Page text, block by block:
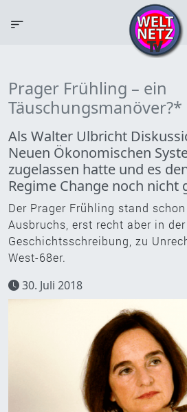
Prager Frühling – ein
Täuschungsmanöver?*
Als Walter Ulbricht
Neuen Ökonomischen
zugelassen hatte und es
Regime Change noch nicht
Der Prager Frühling stand
Ausbruchs, erst recht aber in
Geschichtsschreibung, zu
West-68er.
30. Juli 2018